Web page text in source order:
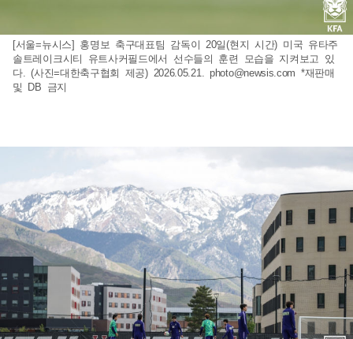
[서울=뉴시스] 홍명보 축구대표팀 감독이 20일(현지 시간) 미국 유타주
솔트레이크시티 유트사커필드에서 선수들의 훈련 모습을 지켜보고 있
다. (사진=대한축구협회 제공) 2026.05.21. photo@newsis.com *재판매
및 DB 금지